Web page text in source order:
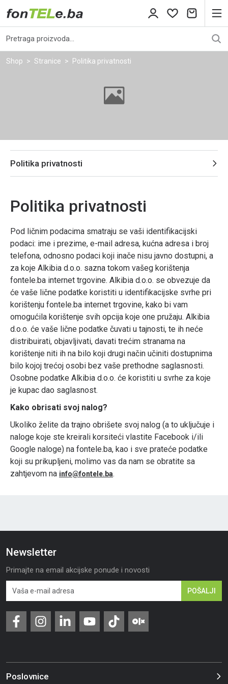
Shop Stranice Politika privatnosti
Politika privatnosti
Politika privatnosti
Pod ličnim podacima smatraju se vaši identifikacijski
podaci: ime i prezime, e-mail adresa, kućna adresa i broj
telefona, odnosno podaci koji inače nisu javno dostupni, a
za koje Alkibia d.o.o. sazna tokom vašeg korištenja
fontele.ba internet trgovine. Alkibia d.o.o. se obvezuje da
će vaše lične podatke koristiti u identifikacijske svrhe pri
korištenju fontele.ba internet trgovine, kako bi vam
omogućila korištenje svih opcija koje one pružaju. Alkibia
d.o.o. će vaše lične podatke čuvati u tajnosti, te ih neće
distribuirati, objavljivati, davati trećim stranama na
korištenje niti ih na bilo koji drugi način učiniti dostupnima
bilo kojoj trećoj osobi bez vaše prethodne saglasnosti.
Osobne podatke Alkibia d.o.o. će koristiti u svrhe za koje
je kupac dao saglasnost.
Kako obrisati svoj nalog?
Ukoliko želite da trajno obrišete svoj nalog (a to uključuje i
naloge koje ste kreirali korsiteći vlastite Facebook i/ili
Google naloge) na fontele.ba, kao i sve prateće podatke
koji su prikupljeni, molimo vas da nam se obratite sa
zahtjevom na info@fontele.ba.
Newsletter
Primajte na email akcijske ponude i novosti
POŠALJI
Poslovnice